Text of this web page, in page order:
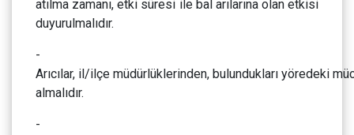
atılma zamanı, etki süresi ile bal arılarına olan etkisi
duyurulmalıdır.
-
Arıcılar, il/ilçe müdürlüklerinden, bulundukları yöredeki
almalıdır.
-